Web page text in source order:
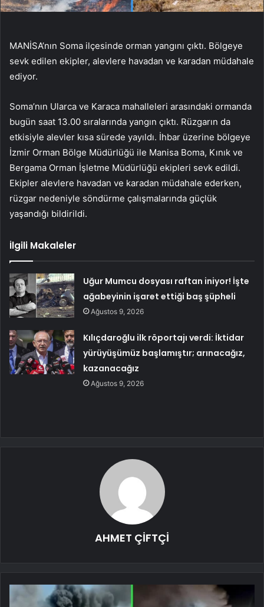
MANİSA’nın Soma ilçesinde orman yangını çıktı. Bölgeye
sevk edilen ekipler, alevlere havadan ve karadan müdahale
ediyor.
Soma’nın Ularca ve Karaca mahalleleri arasındaki ormanda
bugün saat 13.00 sıralarında yangın çıktı. Rüzgarın da
etkisiyle alevler kısa sürede yayıldı. İhbar üzerine bölgeye
İzmir Orman Bölge Müdürlüğü ile Manisa Boma, Kınık ve
Bergama Orman İşletme Müdürlüğü ekipleri sevk edildi.
Ekipler alevlere havadan ve karadan müdahale ederken,
rüzgar nedeniyle söndürme çalışmalarında güçlük
yaşandığı bildirildi.
İlgili Makaleler
Uğur Mumcu dosyası raftan iniyor! İşte
ağabeyinin işaret ettiği baş şüpheli
Ağustos 9, 2026
Kılıçdaroğlu ilk röportajı verdi: İktidar
yürüyüşümüz başlamıştır; arınacağız,
kazanacağız
Ağustos 9, 2026
AHMET ÇİFTÇİ